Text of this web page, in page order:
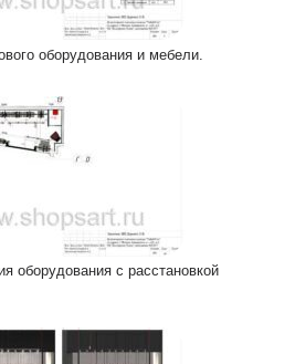
оборудования и мебели.
оборудования с расстановкой